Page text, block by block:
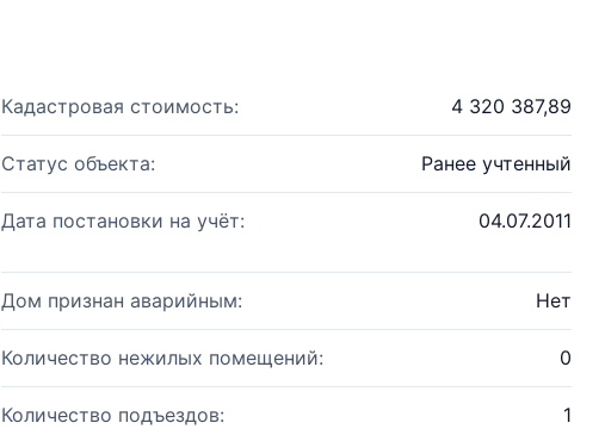
Кадастровая стоимость: 4 320 387,89
Статус объекта: Ранее учтенный
Дата постановки на учёт: 04.07.2011
Дом признан аварийным: Нет
Количество нежилых помещений: 0
Количество подъездов: 1